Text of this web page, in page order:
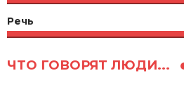
Речь
ЧТО ГОВОРЯТ ЛЮДИ...